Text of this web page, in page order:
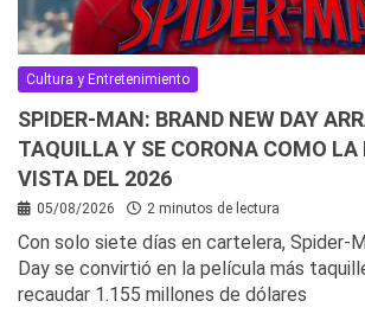
Cultura y Entretenimiento
SPIDER-MAN: BRAND NEW DAY
TAQUILLA Y SE CORONA COMO
VISTA DEL 2026
05/08/2026 2 minutos de lectura
Con solo siete días en cartelera, Spider-
Day se convirtió en la película más
recaudar 1.155 millones de dólares